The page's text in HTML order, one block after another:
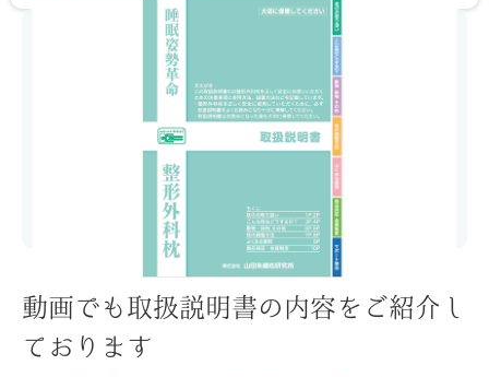
動画でも取扱説明書の内容を ご紹介し
ております